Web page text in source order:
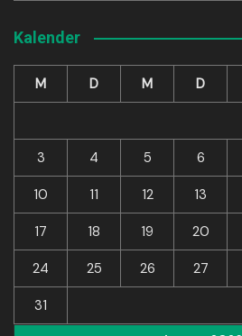
Kalender
M D M D
3 4 5 6
10 11 12 13
17 18 19 20
24 25 26 27
31